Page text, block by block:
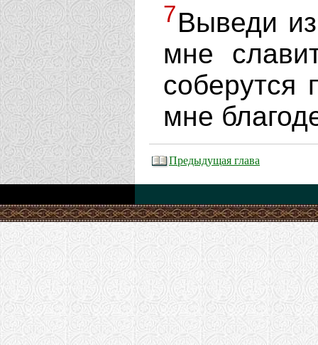
7Выведи
мне
соберутся
мне
Предыдущая глава